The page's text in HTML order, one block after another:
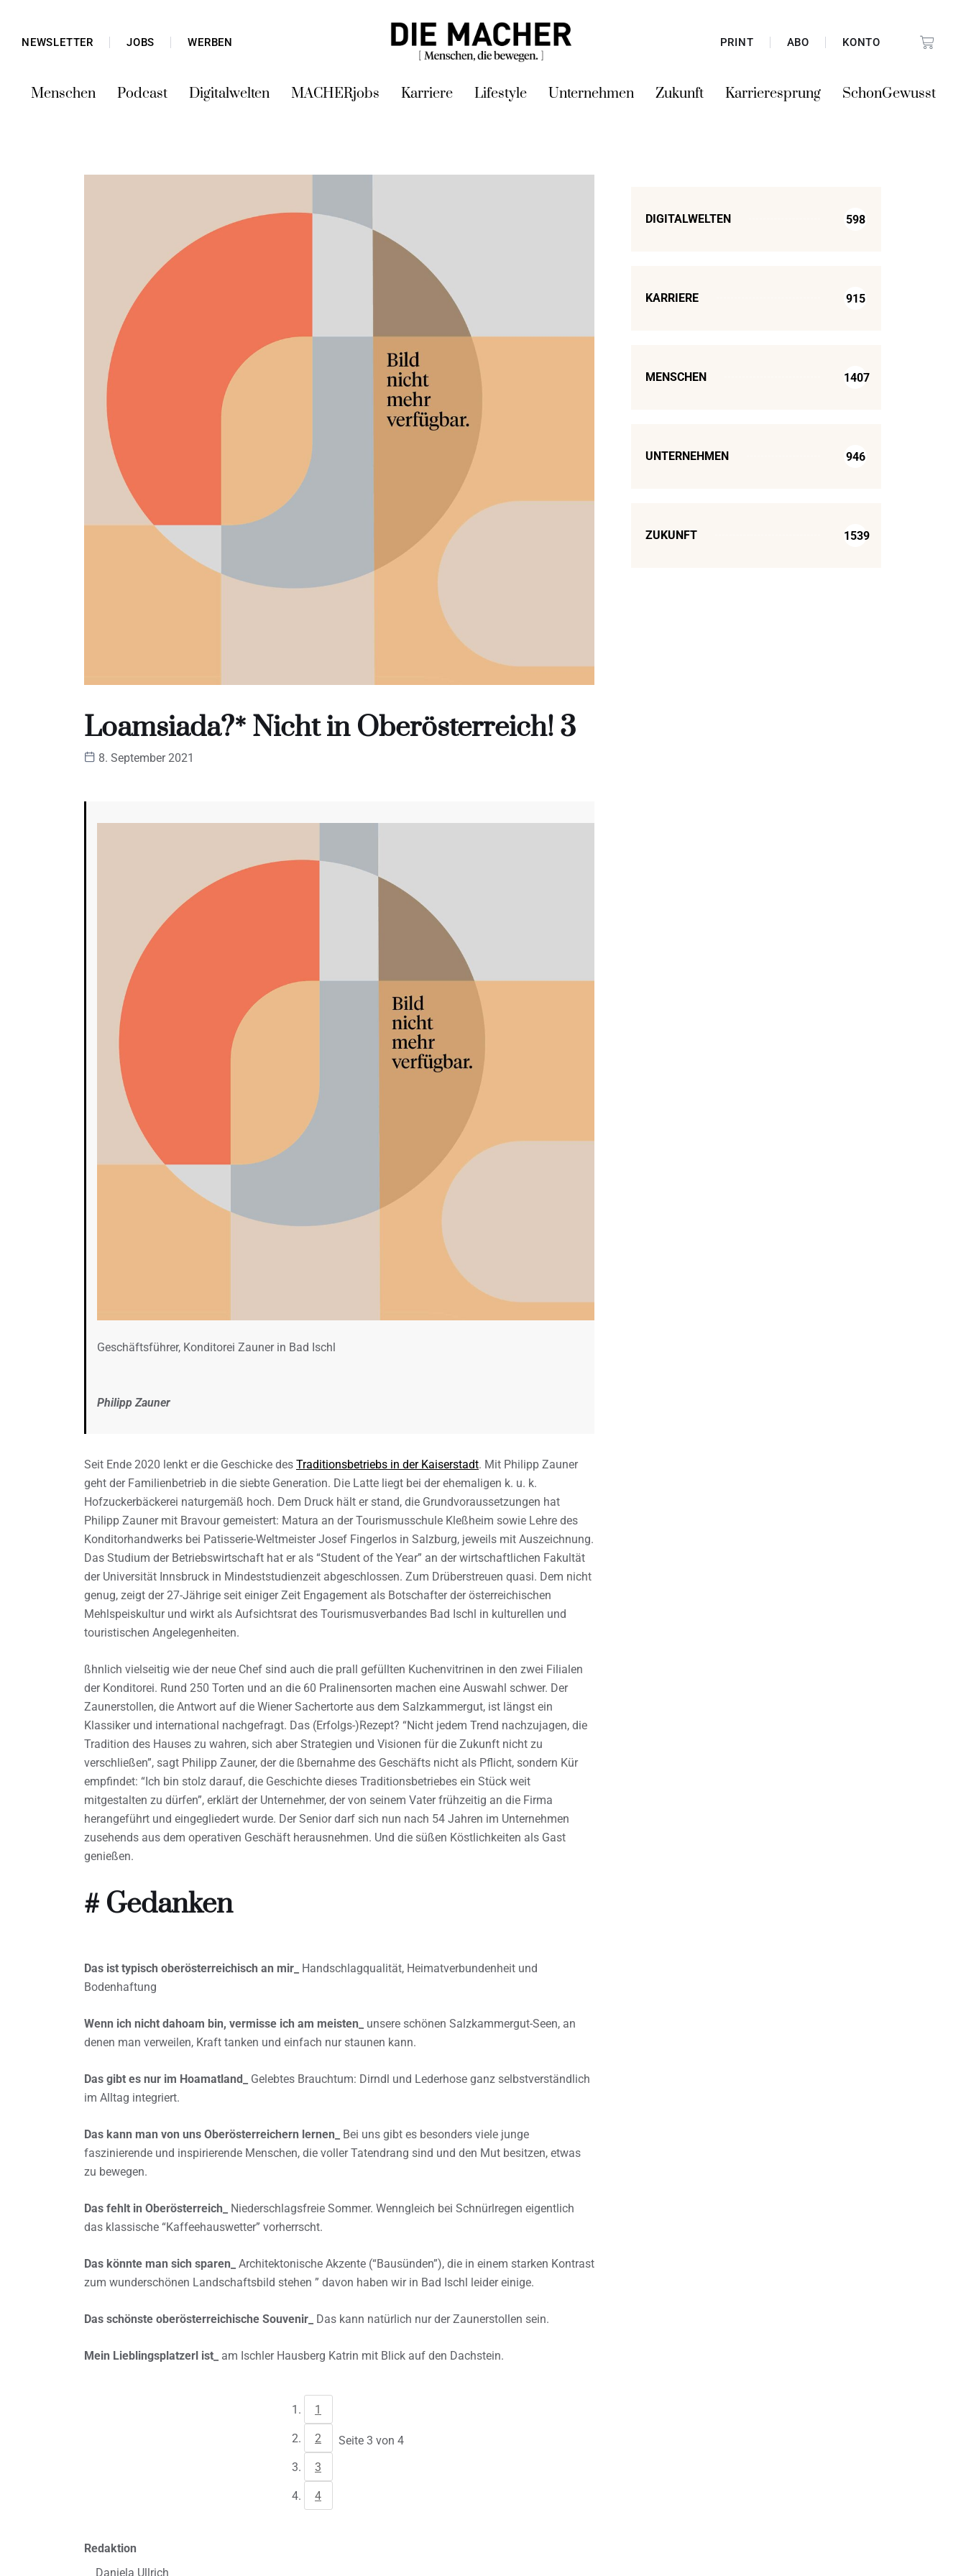
NEWSLETTER JOBS WERBEN PRINT ABO KONTO
Menschen Podcast Digitalwelten MACHERjobs Karriere Lifestyle Unternehmen Zukunft Karrieresprung SchonGewusst
Loamsiada?* Nicht in Oberösterreich! 3
8. September 2021
Geschäftsführer, Konditorei Zauner in Bad Ischl
Philipp Zauner
Seit Ende 2020 lenkt er die Geschicke des Traditionsbetriebs in der Kaiserstadt. Mit Philipp Zauner
geht der Familienbetrieb in die siebte Generation. Die Latte liegt bei der ehemaligen k. u. k.
Hofzuckerbäckerei naturgemäß hoch. Dem Druck hält er stand, die Grundvoraussetzungen hat
Philipp Zauner mit Bravour gemeistert: Matura an der Tourismusschule Kleßheim sowie Lehre des
Konditorhandwerks bei Patisserie-Weltmeister Josef Fingerlos in Salzburg, jeweils mit Auszeichnung.
Das Studium der Betriebswirtschaft hat er als “Student of the Year” an der wirtschaftlichen Fakultät
der Universität Innsbruck in Mindeststudienzeit abgeschlossen. Zum Drüberstreuen quasi. Dem nicht
genug, zeigt der 27-Jährige seit einiger Zeit Engagement als Botschafter der österreichischen
Mehlspeiskultur und wirkt als Aufsichtsrat des Tourismusverbandes Bad Ischl in kulturellen und
touristischen Angelegenheiten.
ßhnlich vielseitig wie der neue Chef sind auch die prall gefüllten Kuchenvitrinen in den zwei Filialen
der Konditorei. Rund 250 Torten und an die 60 Pralinensorten machen eine Auswahl schwer. Der
Zaunerstollen, die Antwort auf die Wiener Sachertorte aus dem Salzkammergut, ist längst ein
Klassiker und international nachgefragt. Das (Erfolgs-)Rezept? “Nicht jedem Trend nachzujagen, die
Tradition des Hauses zu wahren, sich aber Strategien und Visionen für die Zukunft nicht zu
verschließen”, sagt Philipp Zauner, der die ßbernahme des Geschäfts nicht als Pflicht, sondern Kür
empfindet: “Ich bin stolz darauf, die Geschichte dieses Traditionsbetriebes ein Stück weit
mitgestalten zu dürfen”, erklärt der Unternehmer, der von seinem Vater frühzeitig an die Firma
herangeführt und eingegliedert wurde. Der Senior darf sich nun nach 54 Jahren im Unternehmen
zusehends aus dem operativen Geschäft herausnehmen. Und die süßen Köstlichkeiten als Gast
genießen.
# Gedanken
Das ist typisch oberösterreichisch an mir_
Handschlagqualität, Heimatverbundenheit und
Bodenhaftung
Wenn ich nicht dahoam bin, vermisse ich am meisten_
unsere schönen Salzkammergut-Seen, an
denen man verweilen, Kraft tanken und einfach nur staunen kann.
Das gibt es nur im Hoamatland_
Gelebtes Brauchtum: Dirndl und Lederhose ganz selbstverständlich
im Alltag integriert.
Das kann man von uns Oberösterreichern lernen_
Bei uns gibt es besonders viele junge
faszinierende und inspirierende Menschen, die voller Tatendrang sind und den Mut besitzen, etwas
zu bewegen.
Das fehlt in Oberösterreich_
Niederschlagsfreie Sommer. Wenngleich bei Schnürlregen eigentlich
das klassische “Kaffeehauswetter” vorherrscht.
Das könnte man sich sparen_
Architektonische Akzente (“Bausünden”), die in einem starken Kontrast
zum wunderschönen Landschaftsbild stehen ” davon haben wir in Bad Ischl leider einige.
Das schönste oberösterreichische Souvenir_ Das kann natürlich nur der Zaunerstollen sein.
Mein Lieblingsplatzerl ist_ am Ischler Hausberg Katrin mit Blick auf den Dachstein.
1
2
3
4
Seite 3 von 4
Redaktion
Daniela Ullrich
DIGITALWELTEN 598
KARRIERE 915
MENSCHEN 1407
UNTERNEHMEN 946
ZUKUNFT 1539